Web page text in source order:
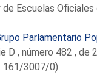
Escuelas Oficiales
Parlamentario
D , número 482 ,
161/3007/0)